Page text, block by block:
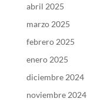
abril 2025
marzo 2025
febrero 2025
enero 2025
diciembre 2024
noviembre 2024